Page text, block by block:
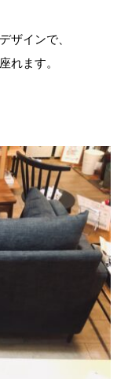
ザインで、
れます。